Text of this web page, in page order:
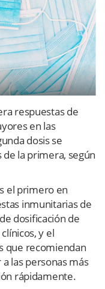
respuestas de
en las
dosis se
la primera, según
el primero en
inmunitarias de
dosificación de
y el
que recomiendan
las personas más
rápidamente.